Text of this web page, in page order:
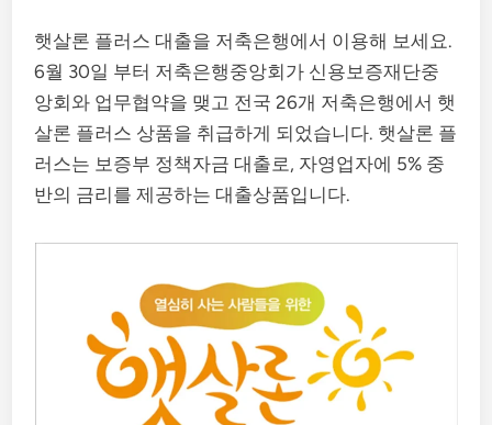
햇살론 플러스 대출을 저축은행에서 이용해 보세요.
6월 30일 부터 저축은행중앙회가 신용보증재단중
앙회와 업무협약을 맺고 전국 26개 저축은행에서 햇
살론 플러스 상품을 취급하게 되었습니다. 햇살론 플
러스는 보증부 정책자금 대출로, 자영업자에 5% 중
반의 금리를 제공하는 대출상품입니다.